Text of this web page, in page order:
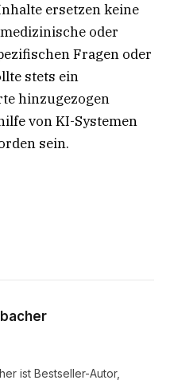
ersetzen keine
oder
Fragen oder
stets ein
hinzugezogen
von KI-Systemen
sein.
ist Bestseller-Autor,